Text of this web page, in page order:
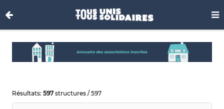
Résultats: 597structures / 597